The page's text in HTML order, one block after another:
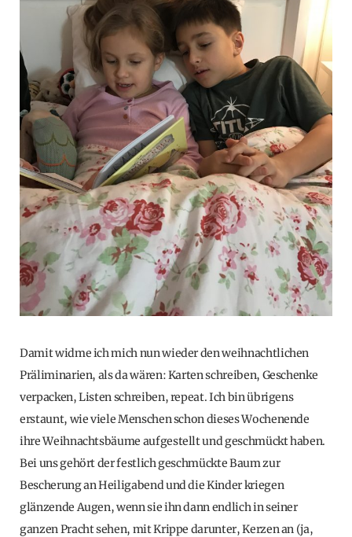
Damit widme ich mich nun wieder den weihnachtlichen
Präliminarien, als da wären: Karten schreiben, Geschenke
verpacken, Listen schreiben, repeat. Ich bin übrigens
erstaunt, wie viele Menschen schon dieses Wochenende
ihre Weihnachtsbäume aufgestellt und geschmückt haben.
Bei uns gehört der festlich geschmückte Baum zur
Bescherung an Heiligabend und die Kinder kriegen
glänzende Augen, wenn sie ihn dann endlich in seiner
ganzen Pracht sehen, mit Krippe darunter, Kerzen an (ja,